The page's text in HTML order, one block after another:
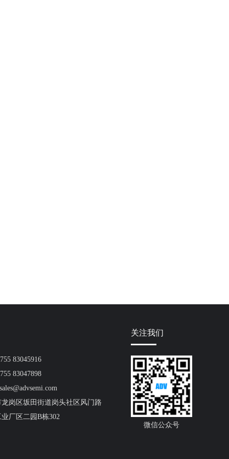
83045916
83047898
岗区坂田街道岗头社区风门路
厂区二园B栋302
关注我们
微信公众号